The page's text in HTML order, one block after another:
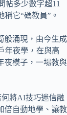
帖多少數字超11
它“碼教員”。
般涌現，由今生成
年夜學，在與高
夜模子，一場教與
何將AI技巧迷信融
倍自動地學、讓教